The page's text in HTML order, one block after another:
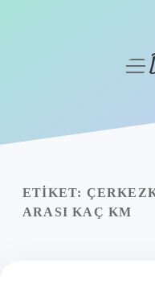
Yasal Uyarı
ETIKET:
ARASI KAÇ KM